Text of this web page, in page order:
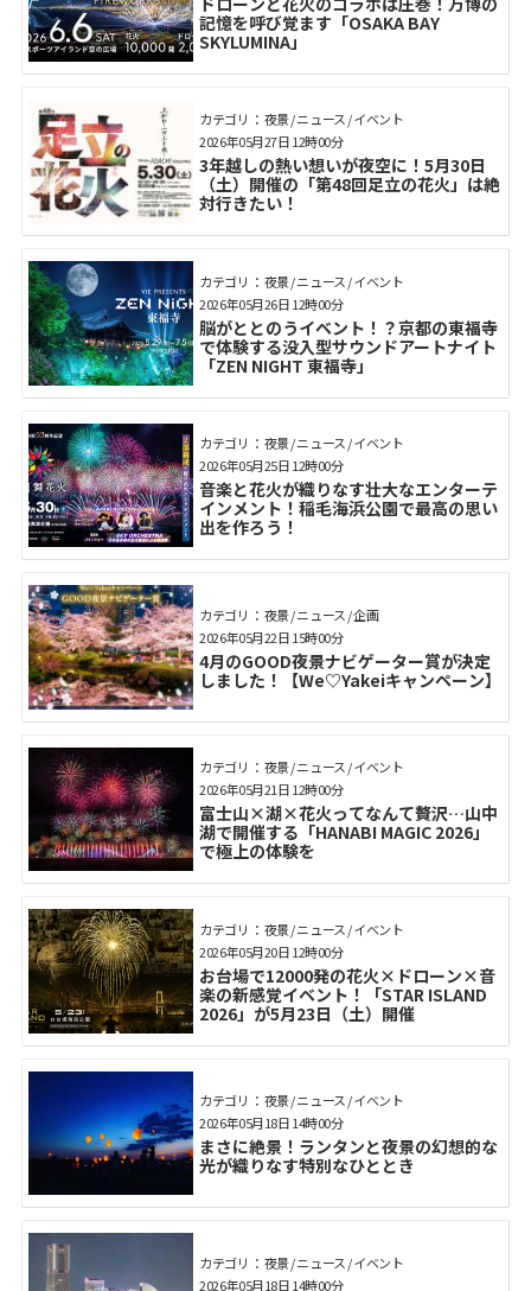
記憶を呼び覚ます「OSAKA BAY
SKYLUMINA」
カテゴリ： 夜景 / ニュース / イベント
3年越しの熱い想いが夜空に！5月30日
（土）開催の「第48回足立の花火」は絶
対行きたい！
2026年05月27日 12時00分
カテゴリ： 夜景 / ニュース / イベント
脳がととのうイベント！？京都の東福寺
で体験する没入型サウンドアートナイト
「ZEN NIGHT 東福寺」
2026年05月26日 12時00分
カテゴリ： 夜景 / ニュース / イベント
音楽と花火が織りなす壮大なエンターテ
インメント！稲毛海浜公園で最高の思い
出を作ろう！
2026年05月25日 12時00分
カテゴリ： 夜景 / ニュース / 企画
4月のGOOD夜景ナビゲーター賞が決定
しました！【We♡Yakeiキャンペーン】
2026年05月22日 15時00分
カテゴリ： 夜景 / ニュース / イベント
富士山×湖×花火ってなんて贅沢…山中
湖で開催する「HANABI MAGIC 2026」
で極上の体験を
2026年05月21日 12時00分
カテゴリ： 夜景 / ニュース / イベント
お台場で12000発の花火×ドローン×音
楽の新感覚イベント！「STAR ISLAND
2026」が5月23日（土）開催
2026年05月20日 12時00分
カテゴリ： 夜景 / ニュース / イベント
まさに絶景！ランタンと夜景の幻想的な
光が織りなす特別なひととき
2026年05月18日 14時00分
カテゴリ： 夜景 / ニュース / イベント
2026年05月18日 14時00分